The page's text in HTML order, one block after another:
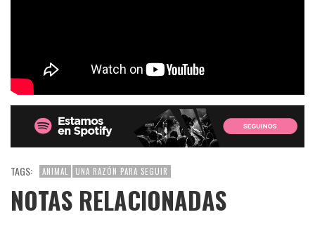
TAGS: ANIMAL UNA RAZÓN PARA SEGUIR
NOTAS RELACIONADAS